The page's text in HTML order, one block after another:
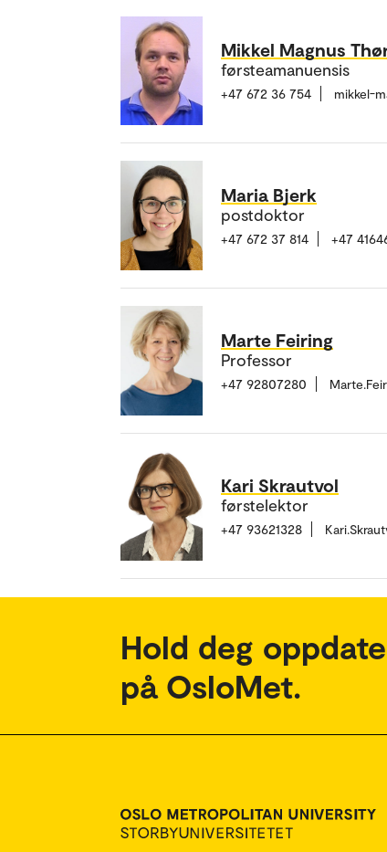
Mikkel Magnus
førsteamanuensis
+47 672 36 754 mikkel-
Maria Bjerk
postdoktor
+47 672 37 814 +47
Marte Feiring
Professor
+47 92807280
Kari Skrautvol
førstelektor
+47 93621328
Hold deg
på OsloMet.